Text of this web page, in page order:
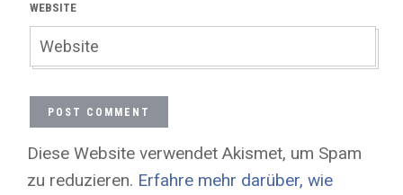
WEBSITE
Diese Website verwendet Akismet, um Spam
zu reduzieren. Erfahre mehr darüber, wie